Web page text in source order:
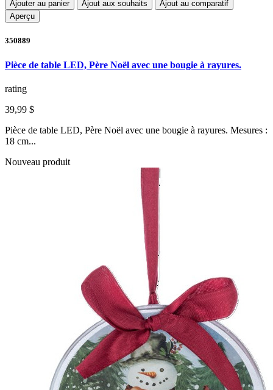
Ajouter au panier Ajout aux souhaits
Ajout au comparatif
Aperçu
350889
Pièce de table LED, Père Noël avec une bougie à rayures.
rating
39,99 $
Pièce de table LED, Père Noël avec une bougie à rayures. Mesures :
18 cm...
Nouveau produit